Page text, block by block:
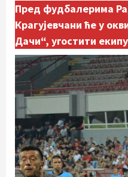
Пред фудбалерима
Крагујевчани ће у
Дачи“, угостити